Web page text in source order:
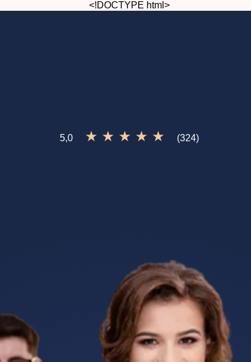
<!DOCTYPE html>
5,0 ★ ★ ★ ★ ★ (324)